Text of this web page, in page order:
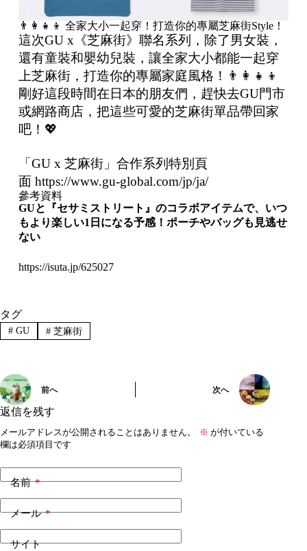
👨‍👩‍👧‍👦 全家大小一起穿！打造你的專屬芝麻街Style！
這次GU x《芝麻街》聯名系列，除了男女裝，
還有童裝和嬰幼兒裝，讓全家大小都能一起穿
上芝麻街，打造你的專屬家庭風格！👨‍👩‍👧‍👦
剛好這段時間在日本的朋友們，趕快去GU門市
或網路商店，把這些可愛的芝麻街單品帶回家
吧！💖
「GU x 芝麻街」合作系列特別頁
面 https://www.gu-global.com/jp/ja/
參考資料
GUと『セサミストリート』のコラボアイテムで、いつ
もより楽しい1 日になる予感！ポーチやバッグも見逃せ
ない
https://isuta.jp/625027
タグ
#GU #芝麻街
前へ 次へ
返信を残す
メールアドレスが公開されることはありません。 ※ が付いている
欄は必須項目です
名前*
メール*
サイト